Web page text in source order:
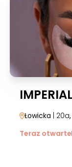
Łowicka | 20a
Teraz otwarte